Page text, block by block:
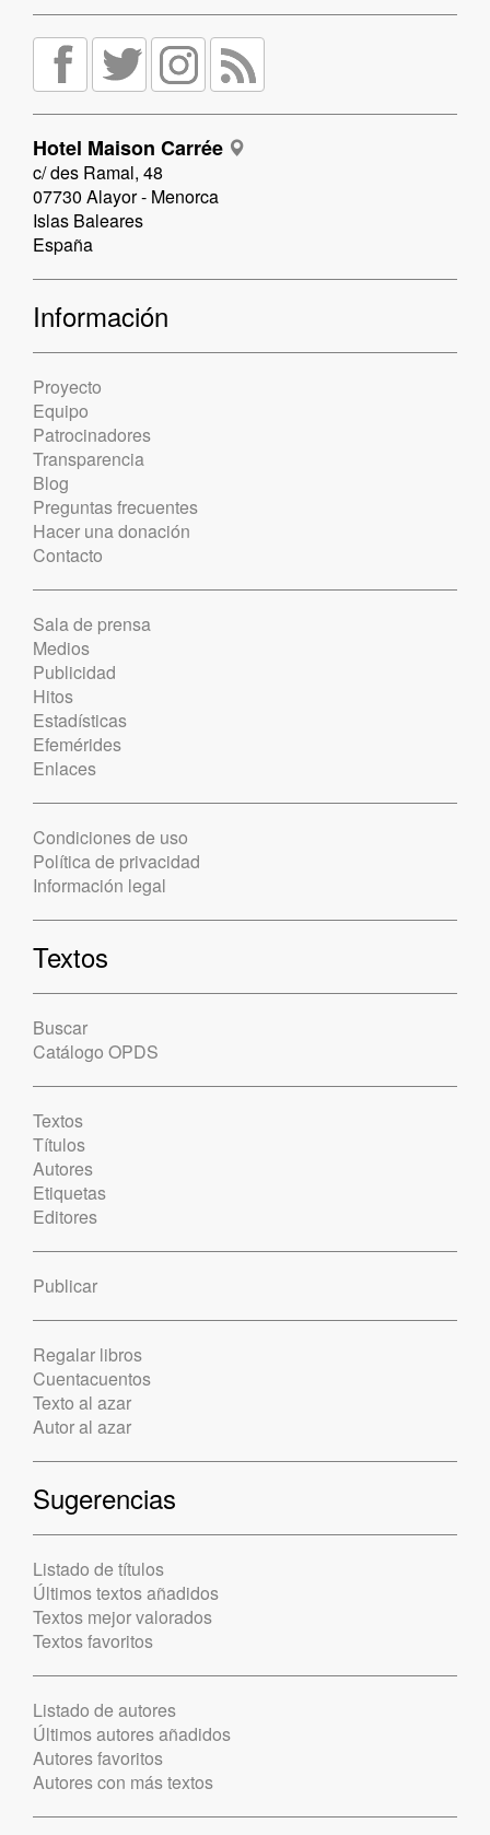
Hotel Maison Carrée
c/ des Ramal, 48
07730 Alayor - Menorca
Islas Baleares
España
Información
Proyecto
Equipo
Patrocinadores
Transparencia
Blog
Preguntas frecuentes
Hacer una donación
Contacto
Sala de prensa
Medios
Publicidad
Hitos
Estadísticas
Efemérides
Enlaces
Condiciones de uso
Política de privacidad
Información legal
Textos
Buscar
Catálogo OPDS
Textos
Títulos
Autores
Etiquetas
Editores
Publicar
Regalar libros
Cuentacuentos
Texto al azar
Autor al azar
Sugerencias
Listado de títulos
Últimos textos añadidos
Textos mejor valorados
Textos favoritos
Listado de autores
Últimos autores añadidos
Autores favoritos
Autores con más textos